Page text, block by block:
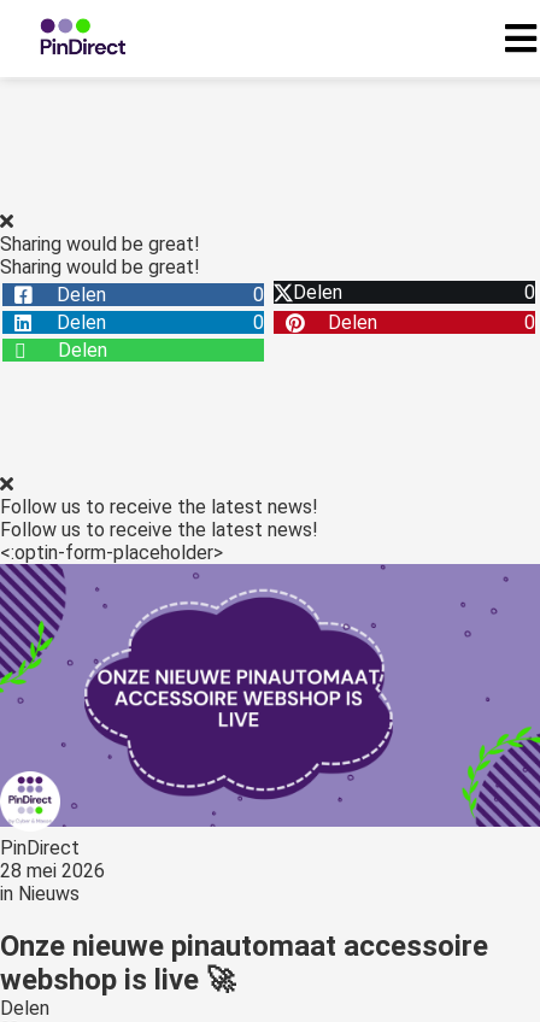
Sharing would be great!
Sharing would be great!
Delen
0 Delen
0
Delen
0 Delen
0
Delen
Follow us to receive the latest news!
Follow us to receive the latest news!
<:optin-form-placeholder>
PinDirect
28 mei 2026
in Nieuws
Onze nieuwe pinautomaat accessoire
webshop is live 🚀
Delen